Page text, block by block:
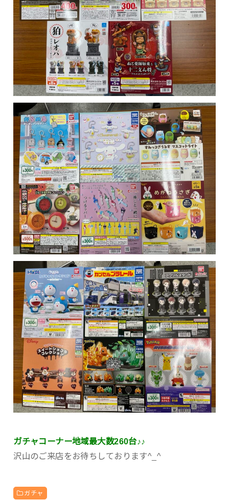
ガチャコーナー地域最大数260台♪♪
沢山のご来店をお待ちしております^_^
ガチャ